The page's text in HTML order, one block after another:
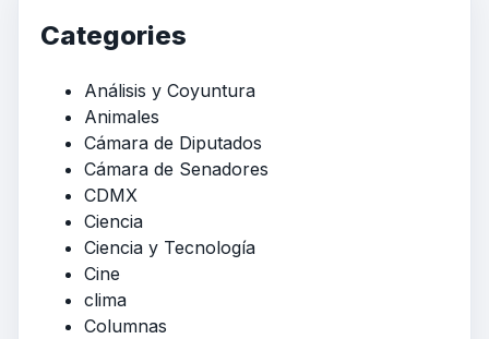
Categories
Análisis y Coyuntura
Animales
Cámara de Diputados
Cámara de Senadores
CDMX
Ciencia
Ciencia y Tecnología
Cine
clima
Columnas